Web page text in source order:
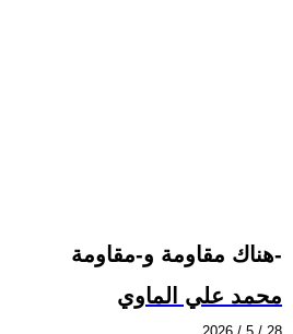
هناك مقاومة و-مقاومة-
محمد علي الماوي